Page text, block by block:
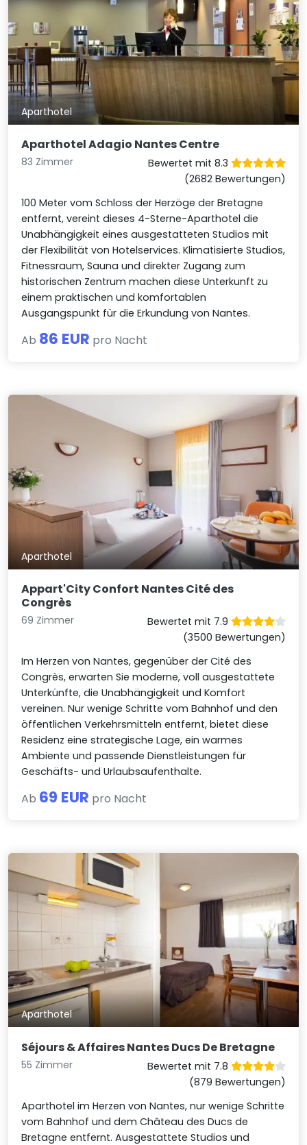
Aparthotel
Aparthotel Adagio Nantes Centre
83 Zimmer
Bewertet mit 8.3
(2682 Bewertungen)
100 Meter vom Schloss der Herzöge der Bretagne
entfernt, vereint dieses 4-Sterne-Aparthotel die
Unabhängigkeit eines ausgestatteten Studios mit
der Flexibilität von Hotelservices. Klimatisierte Studios,
Fitnessraum, Sauna und direkter Zugang zum
historischen Zentrum machen diese Unterkunft zu
einem praktischen und komfortablen
Ausgangspunkt für die Erkundung von Nantes.
Ab 86 EUR pro Nacht
Aparthotel
Appart'City Confort Nantes Cité des
Congrès
69 Zimmer
Bewertet mit 7.9
(3500 Bewertungen)
Im Herzen von Nantes, gegenüber der Cité des
Congrès, erwarten Sie moderne, voll ausgestattete
Unterkünfte, die Unabhängigkeit und Komfort
vereinen. Nur wenige Schritte vom Bahnhof und den
öffentlichen Verkehrsmitteln entfernt, bietet diese
Residenz eine strategische Lage, ein warmes
Ambiente und passende Dienstleistungen für
Geschäfts- und Urlaubsaufenthalte.
Ab 69 EUR pro Nacht
Aparthotel
Séjours & Affaires Nantes Ducs De Bretagne
55 Zimmer
Bewertet mit 7.8
(879 Bewertungen)
Aparthotel im Herzen von Nantes, nur wenige Schritte
vom Bahnhof und dem Château des Ducs de
Bretagne entfernt. Ausgestattete Studios und